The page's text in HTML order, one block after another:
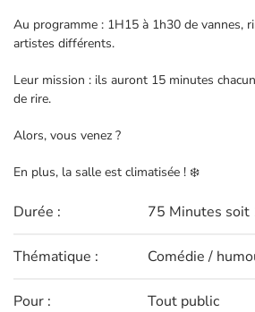
Au programme : 1H15 à 1h30 de vannes,
artistes différents.
Leur mission : ils auront 15 minutes
de rire.
Alors, vous venez ?
En plus, la salle est climatisée ! ❄️
Durée : 75 Minutes soit
Thématique : Comédie /
Pour : Tout public